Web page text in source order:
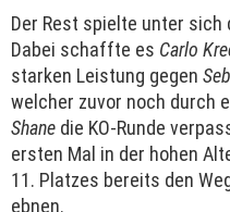
Der Rest spielte unter sich
Dabei schaffte es Carlo
starken Leistung gegen
welcher zuvor noch durch
Shane die KO-Runde
ersten Mal in der hohen
11. Platzes bereits den
ebnen.